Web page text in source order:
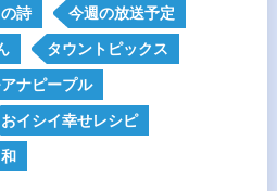
詩 今週の放送予定
タウントピックス
ナピープル
おイシイ幸せレシピ